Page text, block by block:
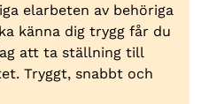
elarbeten av behöriga
känna dig trygg får du
att ta ställning till
Tryggt, snabbt och